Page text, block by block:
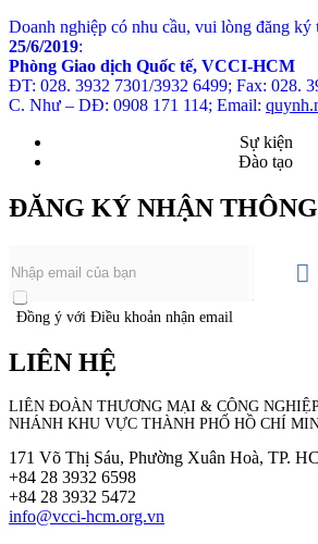
Doanh nghiệp có nhu cầu, vui lòng đăng ký
25/6/2019:
Phòng Giao dịch Quốc tế, VCCI-HCM
ĐT: 028. 3932 7301/3932 6499; Fax: 028.
C. Như – DĐ: 0908 171 114; Email:
Sự kiện
Đào tạo
ĐĂNG KÝ NHẬN
Đồng ý với Điều khoản nhận email
LIÊN HỆ
LIÊN ĐOÀN THƯƠNG MẠI & CÔNG NGHIỆP
NHÁNH KHU VỰC THÀNH PHỐ HỒ CHÍ
171 Võ Thị Sáu, Phường Xuân Hoà, TP.
+84 28 3932 6598
+84 28 3932 5472
info@vcci-hcm.org.vn